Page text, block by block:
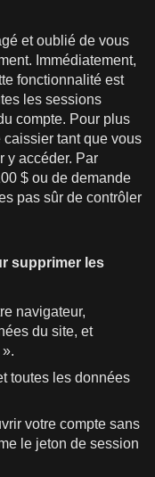
et oublié de vous
Immédiatement,
fonctionnalité est
les sessions
compte. Pour plus
tant que vous
y accéder. Par
$ ou de demande
pas sûr de contrôler
supprimer les
navigateur,
du site, et
toutes les données
votre compte sans
le jeton de session